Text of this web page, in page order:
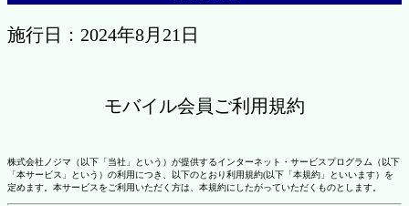
施行日：2024年8月21日
モバイル会員ご利用規約
株式会社ノジマ（以下「当社」という）が提供するインターネット・サービスプログラム（以下
「本サービス」という）の利用につき、以下のとおり利用規約(以下「本規約」といいます）を
定めます。本サービスをご利用いただく方は、本規約にしたがっていただくものとします。